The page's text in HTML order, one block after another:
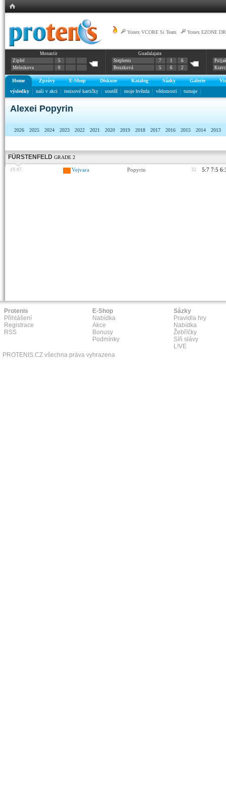
Yonex VCORE Si Team Yonex EZONE
Monastir
Zipfel
5
Melnikova
0
Guadalajara
Stephens
7 1
6
Bouzková
5 6 2
Home Zprávy E-Shop Diskuze Katalog Sázky Galerie
výsledky
naši v akci tenisové kartičky soutěž moje hvězda vědomosti turnaje
Alexei Popyrin
2026 2025 2024 2023 2022 2021 2020 2019 2018 2017 2016 2015 2014 2013
FÜRSTENFELD GRADE 2
19.07. Vejvara Popyrin 32 5:7 7:5
Protenis
Přihlášení
Registrace
RSS
E-Shop
Nabídka
Akce
Bonusy
Podmínky
Sázky
Pravidla hry
Nabídka
Žebříčky
Síň slávy
L!VE
PROTENIS.CZ všechna práva vyhrazena